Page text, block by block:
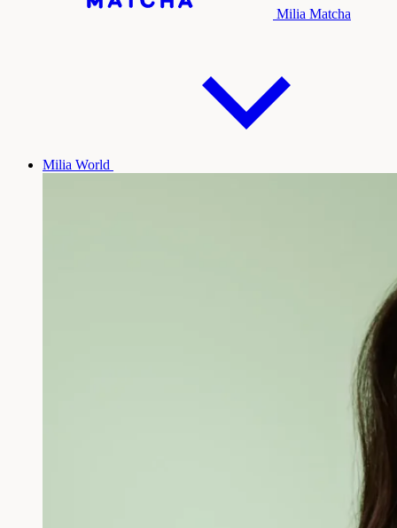
Milia Matcha
Milia World